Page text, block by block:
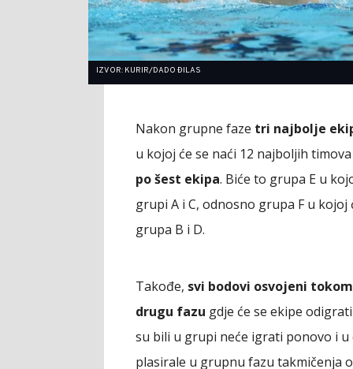
IZVOR: KURIR/DADO ĐILAS
Nakon grupne faze tri najbolje
u kojoj će se naći 12 najboljih
po šest ekipa. Biće to grupa E u
grupi A i C, odnosno grupa F u
grupa B i D.
Takođe, svi bodovi osvojeni
drugu fazu gdje će se ekipe
su bili u grupi neće igrati ponovo i
plasirale u grupnu fazu takmičenja